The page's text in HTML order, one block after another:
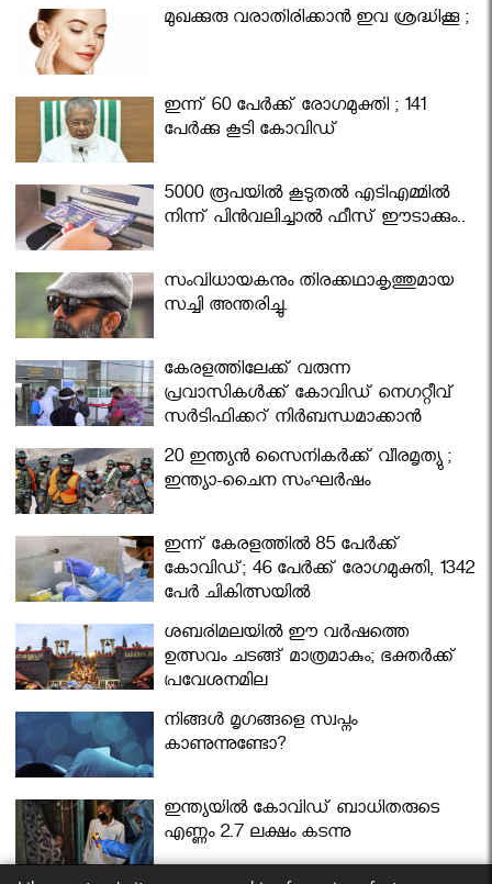
മുഖക്കുരു വരാതിരിക്കാന്‍ ഇവ ശ്രദ്ധിക്കൂ ;
ഇന്ന് 60 പേർക്ക് രോഗമുക്തി ; 141
പേര്‍ക്കു കൂടി കോവിഡ്
5000 രൂപയിൽ കൂടുതൽ എടിഎമ്മിൽ
നിന്ന് പിൻവലിച്ചാൽ ഫീസ് ഈടാക്കും..
സംവിധായകനും തിരക്കഥാകൃത്തുമായ
സച്ചി അന്തരിച്ചു.
കേരളത്തിലേക്ക് വരുന്ന
പ്രവാസികള്‍ക്ക് കോവിഡ് നെഗറ്റീവ്
സര്‍ട്ടിഫിക്കറ്റ് നിർബന്ധമാക്കാൻ
മന്ത്രിസഭ
20 ഇന്ത്യൻ സൈനികർക്ക് വീരമൃത്യു ;
ഇന്ത്യാ-ചൈന സംഘർഷം
ഇന്ന് കേരളത്തിൽ 85 പേർക്ക്
കോവിഡ്; 46 പേർക്ക് രോഗമുക്തി, 1342
പേർ ചികിത്സയിൽ
ശബരിമലയില്‍ ഈ വർഷത്തെ
ഉത്സവം ചടങ്ങ് മാത്രമാകും; ഭക്തർക്ക്
പ്രവേശനമില്ല
നിങ്ങള്‍ മൃഗങ്ങളെ സ്വപ്നം
കാണുന്നുണ്ടോ?
ഇന്ത്യയിൽ കോവിഡ് ബാധിതരുടെ
എണ്ണം 2.7 ലക്ഷം കടന്നു